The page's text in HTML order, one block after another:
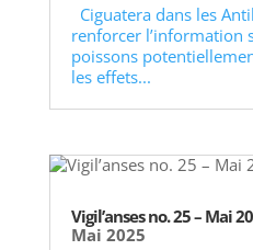
Ciguatera dans les
renforcer l’information
poissons
les effets...
Vigil’anses no. 25 – Mai
Mai 2025